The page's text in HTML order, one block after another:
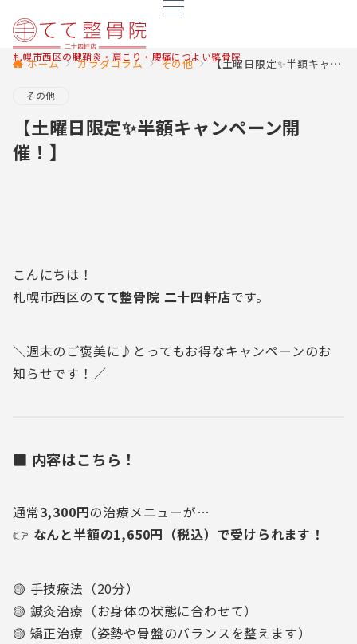
札幌市西区の腱鞘炎・肩こり・腰痛につよい整骨院
ホーム カラダコラム その他 【土曜日限定✨半額キャンペーン開催！】
その他
【土曜日限定✨半額キャンペーン開
催！】
こんにちは！
札幌市西区のてて整骨院 二十四軒店です。
＼週末のご褒美に♪とってもお得なキャンペーンのお
知らせです！／
■ 内容はこちら！
通常3,300円の治療メニューが…
👉 なんと半額の1,650円（税込）で受けられます！
🟡 手技療法（20分）
🟡 鍼灸治療（お身体の状態に合わせて）
🟡 矯正治療（姿勢や骨盤のバランスを整えます）